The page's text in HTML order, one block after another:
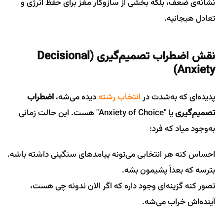
نشانه‌ی ضعف، بلکه بخشی از سازوکار مغز برای حفظ انرژی و
تعادل هیجانیه.
نقش اضطراب تصمیم‌گیری (Decisional
Anxiety)
پدیده‌ای که به‌شدت درانتخاب رشتهدیده می‌شه،اضطراب
تصمیم‌گیری
یا "Anxiety of Choice" هست. این حالت زمانی
به‌وجود میاد که فرد:
احساس کنه هر انتخابی می‌تونه پیامدهای سنگینی داشته باشه.
بترسه که بعداً پشیمون بشه.
تصور کنه گزینه‌ای وجود داره که اگر الان ندونه چی هست،
آینده‌اش خراب می‌شه.